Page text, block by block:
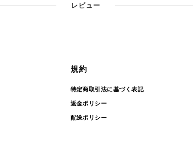
レビュー
規約
特定商取引法に基づく表記
返金ポリシー
配送ポリシー